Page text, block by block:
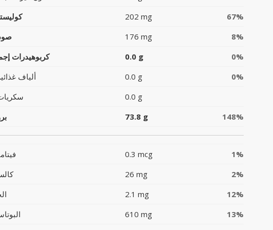
202 mg
67%
176 mg
8%
كربوهيدرات
0.0 g
0%
ألياف
0.0 g
0%
0.0 g
73.8 g 148%
0.3 mcg
1%
26 mg
2%
2.1 mg
12%
610 mg 13%